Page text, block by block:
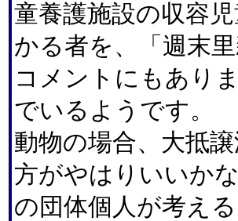
童養護施設の収容
かる者を、「週末
コメントにもあり
でいるようです。
動物の場合、大抵
方がやはりいいか
の団体個人が考える